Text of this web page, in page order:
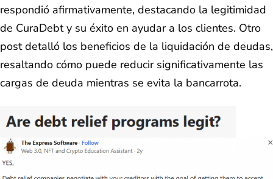
respondió afirmativamente, destacando la legitimidad
de CuraDebt y su éxito en ayudar a los clientes. Otro
post detalló los beneficios de la liquidación de deudas,
resaltando cómo puede reducir significativamente las
cargas de deuda mientras se evita la bancarrota.